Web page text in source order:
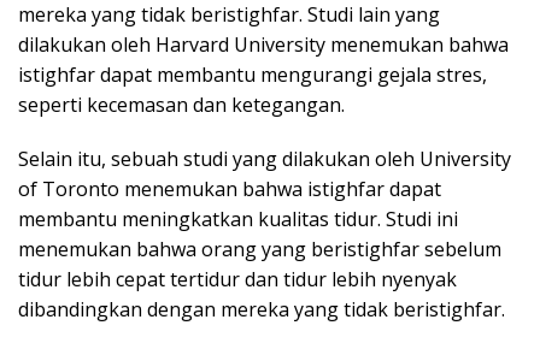
mereka yang tidak beristighfar. Studi lain yang
dilakukan oleh Harvard University menemukan bahwa
istighfar dapat membantu mengurangi gejala stres,
seperti kecemasan dan ketegangan.
Selain itu, sebuah studi yang dilakukan oleh University
of Toronto menemukan bahwa istighfar dapat
membantu meningkatkan kualitas tidur. Studi ini
menemukan bahwa orang yang beristighfar sebelum
tidur lebih cepat tertidur dan tidur lebih nyenyak
dibandingkan dengan mereka yang tidak beristighfar.